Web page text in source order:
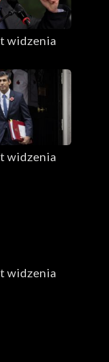
widzenia
widzenia
widzenia